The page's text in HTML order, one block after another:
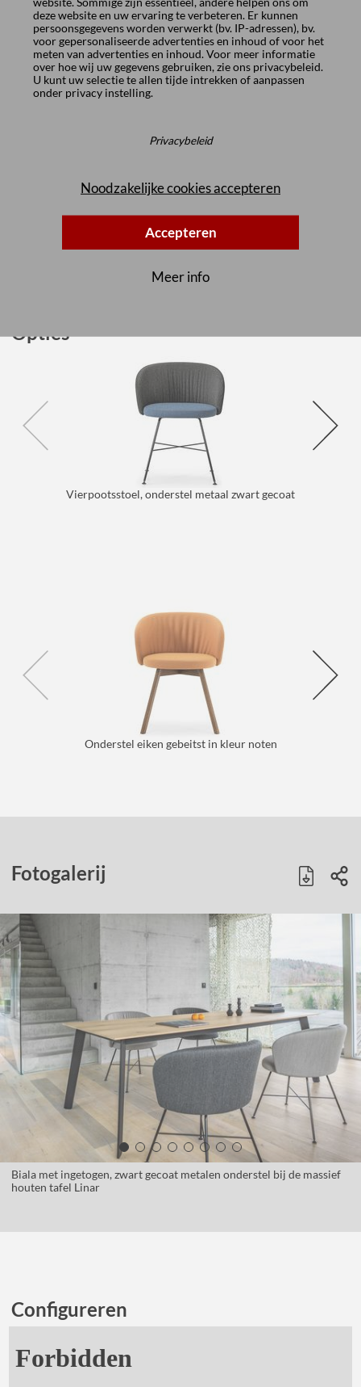
deze website en uw ervaring te verbeteren. Er kunnen
persoonsgegevens worden verwerkt (bv. IP-adressen), bv.
voor gepersonaliseerde advertenties en inhoud of voor het
meten van advertenties en inhoud. Voor meer informatie
over hoe wij uw gegevens gebruiken, zie ons privacybeleid.
U kunt uw selectie te allen tijde intrekken of aanpassen
onder privacy instelling.
Privacybeleid
Noodzakelijke cookies accepteren
Accepteren
Meer info
Opties
Vierpootsstoel, onderstel metaal zwart gecoat
Onderstel eiken gebeitst in kleur noten
Fotogalerij
Biala met ingetogen, zwart gecoat metalen onderstel bij de massief
houten tafel Linar
Configureren